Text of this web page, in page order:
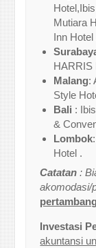
Mutiara
Inn Hotel
HARRIS
Malang:
Style
Bali :
&
Lombok
Hotel .
Catatan:
akomodasi/
Investasi
akuntansi